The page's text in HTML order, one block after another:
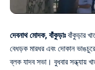
দেবনাথ মোদক, বাঁকুড়াঃবাঁকুড়ার
বেধড়ক মারধর এবং দোকান
ব্লক যাদব সভা। বুধবার সন্ধ্যায়